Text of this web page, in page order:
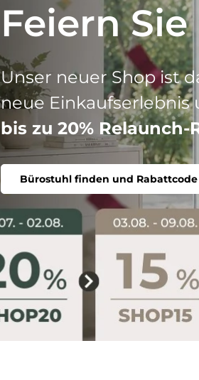
Best of
Drei Produktlinien, ein
Stuhl. Ergonomisch,
Bürostuhl finden